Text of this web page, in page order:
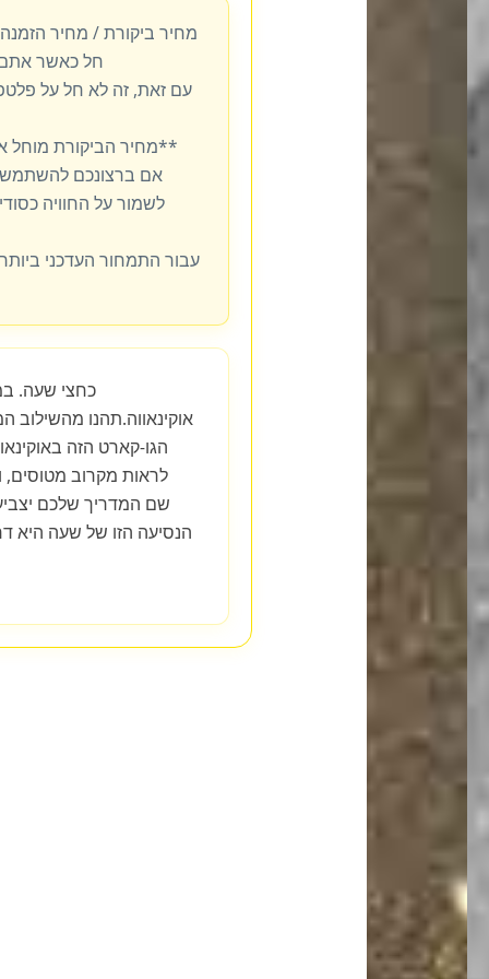
מחיר ביקורת / מחיר
חל כאשר
עם זאת, זה לא חל על
**מחיר הביקורת מוחל
אם ברצונכם להשתמש
לשמור על החוויה
עבור התמחור העדכני
אוקינאווה.תהנו
הגו-קארט הזה
לראות מקרוב מטוסים,
שם המדריך שלכם
הנסיעה הזו של שעה היא